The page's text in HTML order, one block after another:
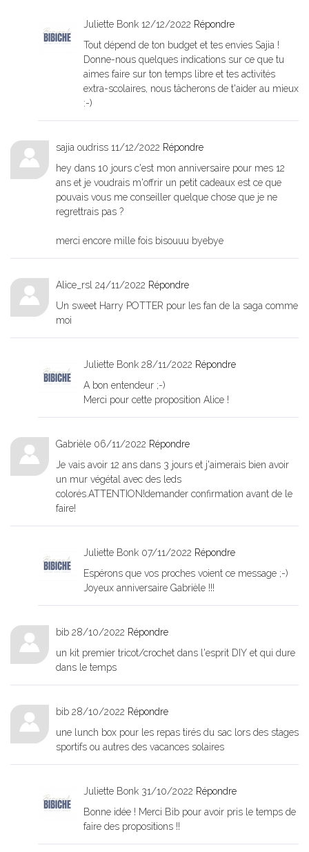
Juliette Bonk 12/12/2022 Répondre
Tout dépend de ton budget et tes envies Sajia !
Donne-nous quelques indications sur ce que tu
aimes faire sur ton temps libre et tes activités
extra-scolaires, nous tâcherons de t'aider au mieux
:-)
sajia oudriss 11/12/2022 Répondre
hey dans 10 jours c'est mon anniversaire pour mes 12
ans et je voudrais m'offrir un petit cadeaux est ce que
pouvais vous me conseiller quelque chose que je ne
regrettrais pas ?
merci encore mille fois bisouuu byebye
Alice_rsl 24/11/2022 Répondre
Un sweet Harry POTTER pour les fan de la saga comme
moi
Juliette Bonk 28/11/2022 Répondre
A bon entendeur ;-)
Merci pour cette proposition Alice !
Gabrièle 06/11/2022 Répondre
Je vais avoir 12 ans dans 3 jours et j'aimerais bien avoir
un mur végétal avec des leds
colorés.ATTENTION!demander confirmation avant de le
faire!
Juliette Bonk 07/11/2022 Répondre
Espérons que vos proches voient ce message ;-)
Joyeux anniversaire Gabrièle !!!
bib 28/10/2022 Répondre
un kit premier tricot/crochet dans l'esprit DIY et qui dure
dans le temps
bib 28/10/2022 Répondre
une lunch box pour les repas tirés du sac lors des stages
sportifs ou autres des vacances solaires
Juliette Bonk 31/10/2022 Répondre
Bonne idée ! Merci Bib pour avoir pris le temps de
faire des propositions !!